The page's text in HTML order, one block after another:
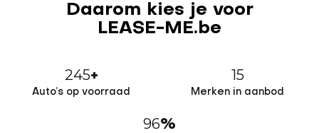
Daarom kies je voor
LEASE-ME.be
245+
Auto’s op voorraad
15
Merken in aanbod
96%